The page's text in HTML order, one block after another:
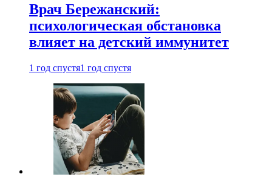
Врач Бережанский:
психологическая обстановка
влияет на детский иммунитет
1 год спустя1 год спустя